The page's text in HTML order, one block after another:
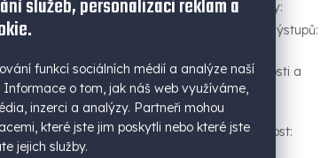
služeb, personalizaci reklam a
funkcí sociálních médií a analýze naší
o tom, jak náš web využíváme,
inzerci a analýzy. Partneři mohou
které jste jim poskytli nebo které jste
jejich služby.
Výstupy:
Počet výstupů:
Vlastnosti a
funkce
Hmotnost: